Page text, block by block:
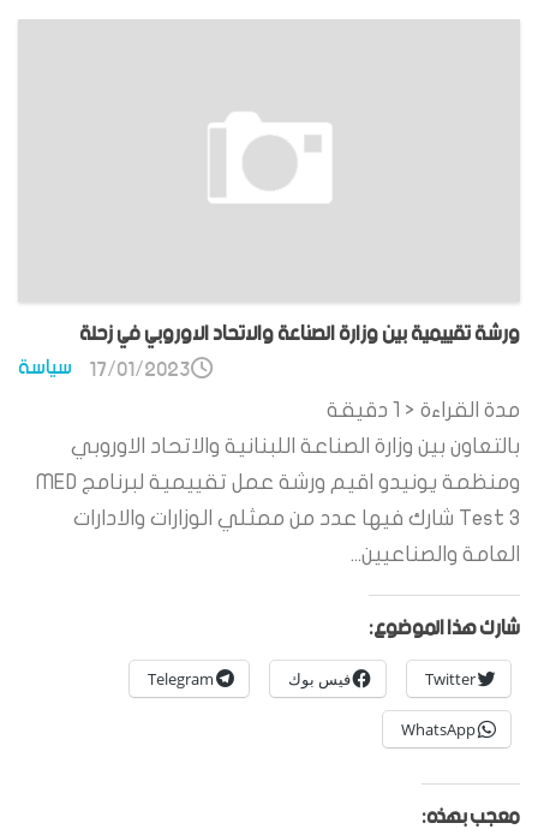
ورشة تقييمية بين وزارة الصناعة والاتحاد الاوروبي في زحلة
سياسة 17/01/2023
مدة القراءة < 1
دقيقة
بالتعاون بين وزارة الصناعة اللبنانية والاتحاد الاوروبي
ومنظمة يونيدو اقيم ورشة عمل تقييمية لبرنامج MED
Test 3 شارك فيها عدد من ممثلي الوزارات والادارات
العامة والصناعيين...
شارك هذا الموضوع:
Twitter فيس بوك Telegram
WhatsApp
معجب بهذه: